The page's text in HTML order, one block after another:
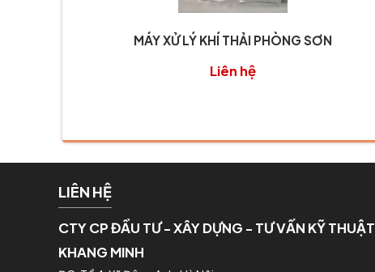
MÁY XỬ LÝ KHÍ THẢI PHÒNG SƠN
Liên hệ
LIÊN HỆ
CTY CP ĐẦU TƯ - XÂY DỰNG - TƯ VẤN KỸ THUẬT
KHANG MINH